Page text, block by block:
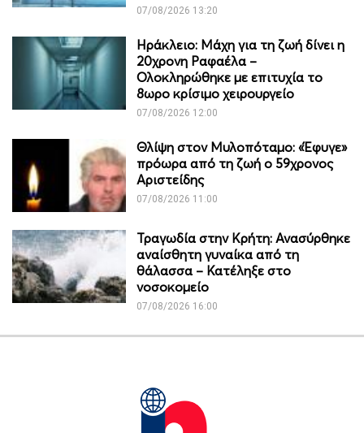
07/08/2026 13:20
Ηράκλειο: Μάχη για τη ζωή δίνει η
20χρονη Ραφαέλα –
Ολοκληρώθηκε με επιτυχία το
8ωρο κρίσιμο χειρουργείο
07/08/2026 12:00
Θλίψη στον Μυλοπόταμο: «Έφυγε»
πρόωρα από τη ζωή ο 59χρονος
Αριστείδης
07/08/2026 11:00
Τραγωδία στην Κρήτη: Ανασύρθηκε
αναίσθητη γυναίκα από τη
θάλασσα – Κατέληξε στο
νοσοκομείο
07/08/2026 16:00